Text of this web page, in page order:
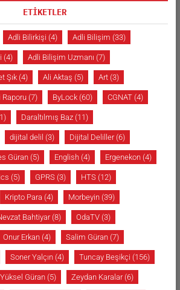
ETİKETLER
Adli Bilirkişi (4) Adli Bilişim (33)
(4) Adli Bilişim Uzmanı (7)
Şık(4) Ali Aktaş (5) Art(3)
Raporu(7) ByLock(60) CGNAT(4)
Daraltılmış Baz(11)
dijital delil (3) Dijital Deliller(6)
Güran(5) English(4) Ergenekon(4)
(5) GPRS(3) HTS(12)
Kripto Para (4) Morbeyin(39)
Bahtiyar(8) OdaTV(3)
Onur Erkan(4) Salim Güran(7)
Soner Yalçın(4) Tuncay Beşikçi (156)
Yüksel Güran(5) Zeydan Karalar(6)